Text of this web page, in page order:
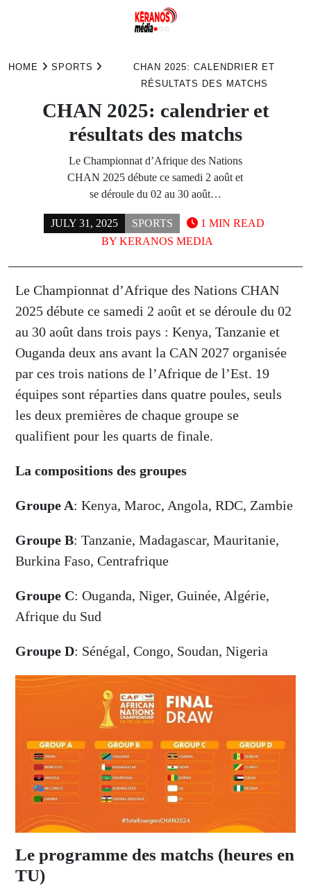
HOME SPORTS
CHAN 2025: CALENDRIER ET
RÉSULTATS DES MATCHS
CHAN 2025: calendrier et
résultats des matchs
Le Championnat d’Afrique des Nations
CHAN 2025 débute ce samedi 2 août et
se déroule du 02 au 30 août…
JULY 31, 2025
SPORTS
BY KERANOS MEDIA
1 MIN READ
Le Championnat d’Afrique des Nations CHAN
2025 débute ce samedi 2 août et se déroule du 02
au 30 août dans trois pays : Kenya, Tanzanie et
Ouganda deux ans avant la CAN 2027 organisée
par ces trois nations de l’Afrique de l’Est. 19
équipes sont réparties dans quatre poules, seuls
les deux premières de chaque groupe se
qualifient pour les quarts de finale.
La compositions des groupes
Groupe A: Kenya, Maroc, Angola, RDC, Zambie
Groupe B: Tanzanie, Madagascar, Mauritanie,
Burkina Faso, Centrafrique
Groupe C: Ouganda, Niger, Guinée, Algérie,
Afrique du Sud
Groupe D: Sénégal, Congo, Soudan, Nigeria
Le programme des matchs (heures en
TU)